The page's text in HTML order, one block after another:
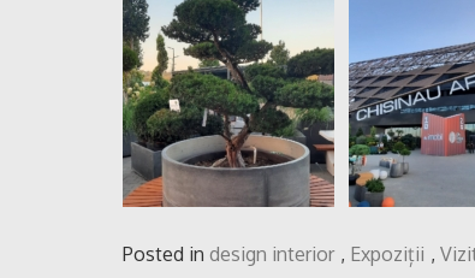
Posted in design interior , Expoziții ,